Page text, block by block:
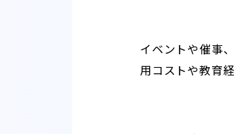
イベントや催事
用コストや教育